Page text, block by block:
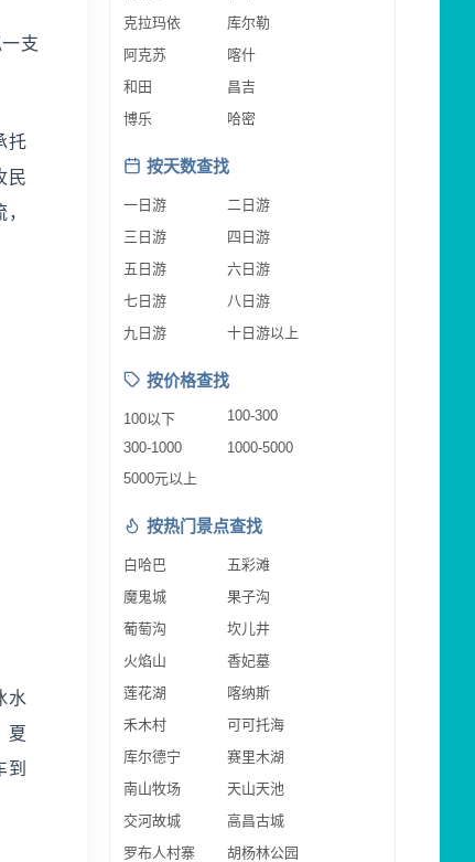
支
托
民
水
夏
到
克拉玛依
库尔勒
阿克苏
喀什
和田
昌吉
博乐
哈密
按天数查找
一日游
二日游
三日游
四日游
五日游
六日游
七日游
八日游
九日游
十日游以上
按价格查找
100以下
100-300
300-1000
1000-5000
5000元以上
按热门景点查找
白哈巴
五彩滩
魔鬼城
果子沟
葡萄沟
坎儿井
火焰山
香妃墓
莲花湖
喀纳斯
禾木村
可可托海
库尔德宁
赛里木湖
南山牧场
天山天池
交河故城
高昌古城
罗布人村寨
胡杨林公园